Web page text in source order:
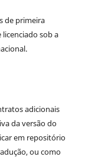
de primeira
sob a
adicionais
da versão do
em repositório
ou como